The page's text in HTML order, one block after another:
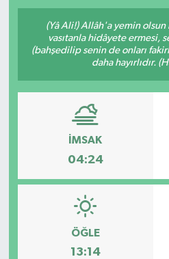
(Yâ Ali!) Allâh'a yemin
vasıtanla hidâyete ermesi,
(bahşedilip senin de onları
daha hayırlıdır.
İMSAK
04:24
ÖĞLE
13:14
SPOR
KÜLTÜR SANAT
FRAGMANLAR